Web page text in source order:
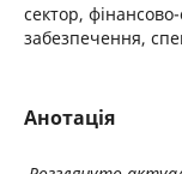
сектор,
забезпечення,
Анотація